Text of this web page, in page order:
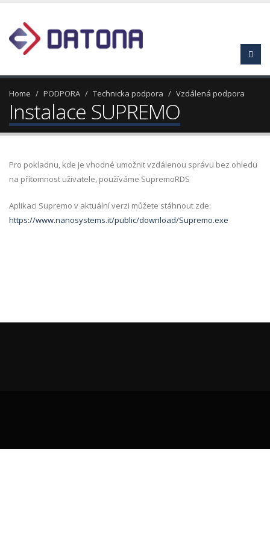
Home PODPORA Technicka podpora Vzdálená podpora
Instalace SUPREMO
Pro pokladnu, kde je vhodné umožnit vzdálenou správu bez ohledu
na přítomnost uživatele, používáme SupremoRDS
Aplikaci Supremo v aktuální verzi můžete stáhnout zde:
https://www.nanosystems.it/public/download/Supremo.exe